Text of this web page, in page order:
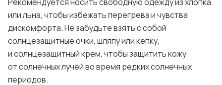
или льна, чтобы избежать перегрева и чувства
дискомфорта. Не забудьте взять с собой
солнцезащитные очки, шляпу или кепку,
и солнцезащитный крем, чтобы защитить кожу
от солнечных лучей во время редких солнечных
периодов.